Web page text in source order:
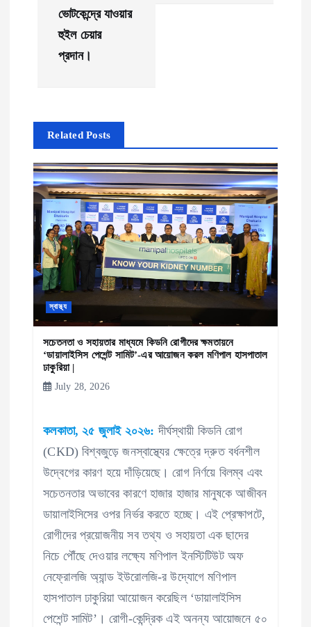
g
a
o
n
ভোটকেন্দ্রে যাওয়ার
হুইল চেয়ার
প্রদান।
Related Posts
স্বাস্থ্য
সচেতনতা ও সহায়তার মাধ্যমে কিডনি রোগীদের ক্ষমতায়নে
‘ডায়ালাইসিস পেশেন্ট সামিট’-এর আয়োজন করল মণিপাল হাসপাতাল
ঢাকুরিয়া |
July 28, 2026
কলকাতা, ২৫ জুলাই ২০২৬: দীর্ঘস্থায়ী কিডনি রোগ
(CKD) বিশ্বজুড়ে জনস্বাস্থ্যের ক্ষেত্রে দ্রুত বর্ধনশীল
উদ্বেগের কারণ হয়ে দাঁড়িয়েছে। রোগ নির্ণয়ে বিলম্ব এবং
সচেতনতার অভাবের কারণে হাজার হাজার মানুষকে আজীবন
ডায়ালাইসিসের ওপর নির্ভর করতে হচ্ছে। এই প্রেক্ষাপটে,
রোগীদের প্রয়োজনীয় সব তথ্য ও সহায়তা এক ছাদের
নিচে পৌঁছে দেওয়ার লক্ষ্যে মণিপাল ইনস্টিটিউট অফ
নেফ্রোলজি অ্যান্ড ইউরোলজি-র উদ্যোগে মণিপাল
হাসপাতাল ঢাকুরিয়া আয়োজন করেছিল ‘ডায়ালাইসিস
পেশেন্ট সামিট’। রোগী-কেন্দ্রিক এই অনন্য আয়োজনে ৫০